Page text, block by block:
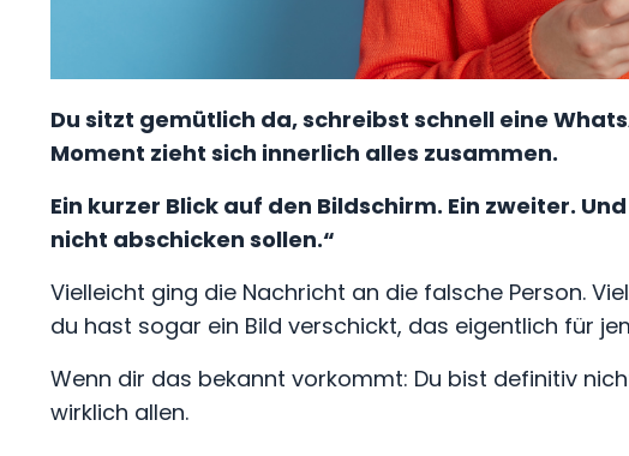
Du sitzt gemütlich da, schreibst schnell eine
Moment zieht sich innerlich alles zusammen.
Ein kurzer Blick auf den Bildschirm. Ein zweiter.
nicht abschicken sollen.“
Vielleicht ging die Nachricht an die falsche Person.
du hast sogar ein Bild verschickt, das eigentlich für
Wenn dir das bekannt vorkommt: Du bist definitiv
wirklich allen.